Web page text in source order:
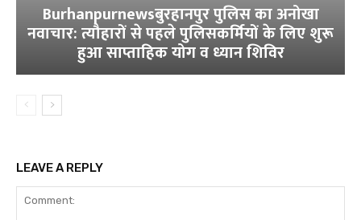
Burhanpurnewsबुरहानपुर पुलिस का अनोखा
नवाचार: त्यौहारों से पहले पुलिसकर्मियों के लिए शुरू
हुआ साप्ताहिक योग व ध्यान शिविर
LEAVE A REPLY